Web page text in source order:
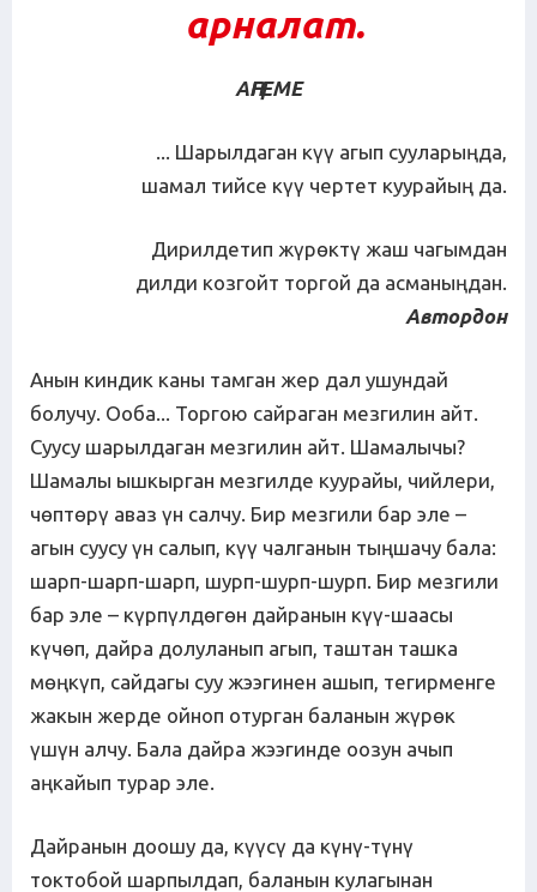
арналат.
АҢГЕМЕ
... Шарылдаган күү агып сууларыңда,
шамал тийсе күү чертет куурайың да.
Дирилдетип жүрөктү жаш чагымдан
дилди козгойт торгой да асманыңдан.
Автордон
Анын киндик каны тамган жер дал ушундай
болучу. Ооба... Торгою сайраган мезгилин айт.
Суусу шарылдаган мезгилин айт. Шамалычы?
Шамалы ышкырган мезгилде куурайы, чийлери,
чөптөрү аваз үн салчу. Бир мезгили бар эле –
агын суусу үн салып, күү чалганын тыңшачу бала:
шарп-шарп-шарп, шурп-шурп-шурп. Бир мезгили
бар эле – күрпүлдөгөн дайранын күү-шаасы
күчөп, дайра долуланып агып, таштан ташка
мөңкүп, сайдагы суу жээгинен ашып, тегирменге
жакын жерде ойноп отурган баланын жүрөк
үшүн алчу. Бала дайра жээгинде оозун ачып
аңкайып турар эле.
Дайранын доошу да, күүсү да күнү-түнү
токтобой шарпылдап, баланын кулагынан